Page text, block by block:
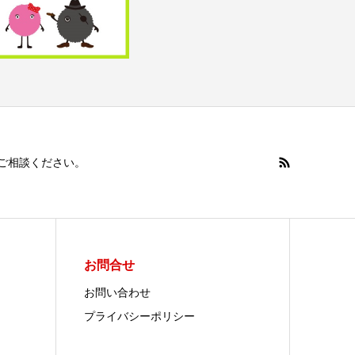
談ください。
お問合せ
お問い合わせ
プライバシーポリシー